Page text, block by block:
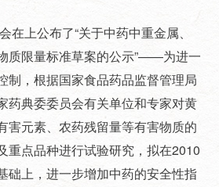
在上公布了“关于中药中重金属、
质限量标准草案的公示”——为进一
制，根据国家食品药品监督管理局
药典委委员会有关单位和专家对黄
害元素、农药残留量等有害物质的
重点品种进行试验研究，拟在2010
础上，进一步增加中药的安全性指